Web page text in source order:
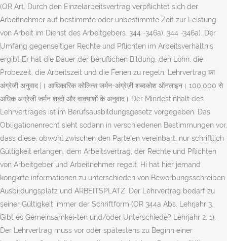
(OR Art. Durch den Einzelarbeitsvertrag verpflichtet sich der
Arbeitnehmer auf bestimmte oder unbestimmte Zeit zur Leistung
von Arbeit im Dienst des Arbeitgebers. 344 -346a). 344 -346a). Der
Umfang gegenseitiger Rechte und Pflichten im Arbeitsverhältnis
ergibt Er hat die Dauer der beruflichen Bildung, den Lohn, die
Probezeit, die Arbeitszeit und die Ferien zu regeln. Lehrvertrag का
अंग्रेजी अनुवाद |। आधिकारिक कोलिन्स जर्मन-अंग्रेज़ी शब्दकोश ऑनलाइन। 100,000 से
अधिक अंग्रेजी जर्मन शब्दों और वाक्यांशों के अनुवाद। Der Mindestinhalt des
Lehrvertrages ist im Berufsausbildungsgesetz vorgegeben. Das
Obligationenrecht sieht sodann in verschiedenen Bestimmungen vor,
dass diese, obwohl zwischen den Parteien vereinbart, nur schriftlich
Gültigkeit erlangen. dem Arbeitsvertrag, der Rechte und Pflichten
von Arbeitgeber und Arbeitnehmer regelt. Hi hat hier jemand
kongkrte informationen zu unterschieden von Bewerbungsschreiben
Ausbildungsplatz und ARBEITSPLATZ. Der Lehrvertrag bedarf zu
seiner Gültigkeit immer der Schriftform (OR 344a Abs. Lehrjahr 3.
Gibt es Gemeinsamkei-ten und/oder Unterschiede? Lehrjahr 2. 1).
Der Lehrvertrag muss vor oder spätestens zu Beginn einer